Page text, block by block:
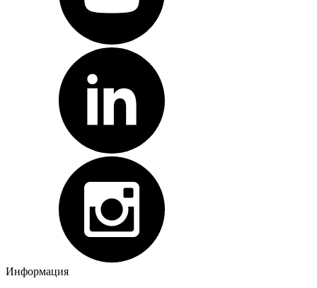
Информация